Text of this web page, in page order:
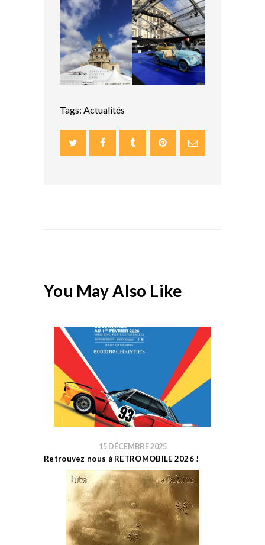
Tags: Actualités
You May Also Like
15 DÉCEMBRE 2025
Retrouvez nous à RETROMOBILE 2026 !